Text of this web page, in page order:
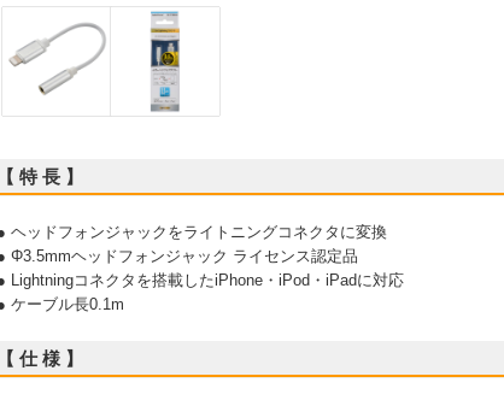
【 特 長 】
ヘッドフォンジャックをライトニングコネクタに変換
Φ3.5mmヘッドフォンジャック ライセンス認定品
Lightningコネクタを搭載したiPhone・iPod・iPadに対応
ケーブル長0.1m
【 仕 様 】